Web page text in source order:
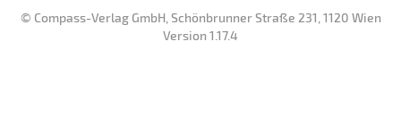
© Compass-Verlag GmbH, Schönbrunner Straße 231, 1120 Wien
Version 1.17.4